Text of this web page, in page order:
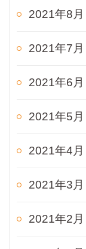
2021年8月
2021年7月
2021年6月
2021年5月
2021年4月
2021年3月
2021年2月